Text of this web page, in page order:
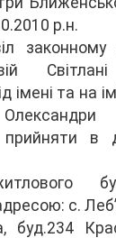
р.н.
законному
Світлані
імені та на
прийняти в
с.
буд.234